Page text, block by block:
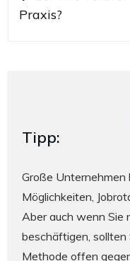
Praxis?
Tipp:
Große
Möglichkeiten,
Aber auch wenn Sie
beschäftigen, sollten
Methode offen